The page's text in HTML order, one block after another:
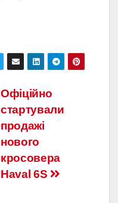
Офіційно
стартували
продажі
нового
кросовера
Haval 6S